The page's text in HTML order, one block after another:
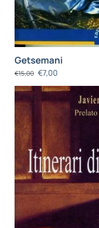
Getsemani
€15,00 €7,00